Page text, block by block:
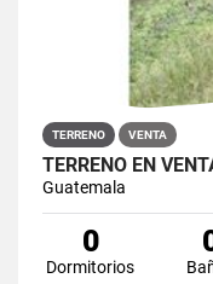
TERRENO VENTA
TERRENO EN
Guatemala
0
Dormitorios